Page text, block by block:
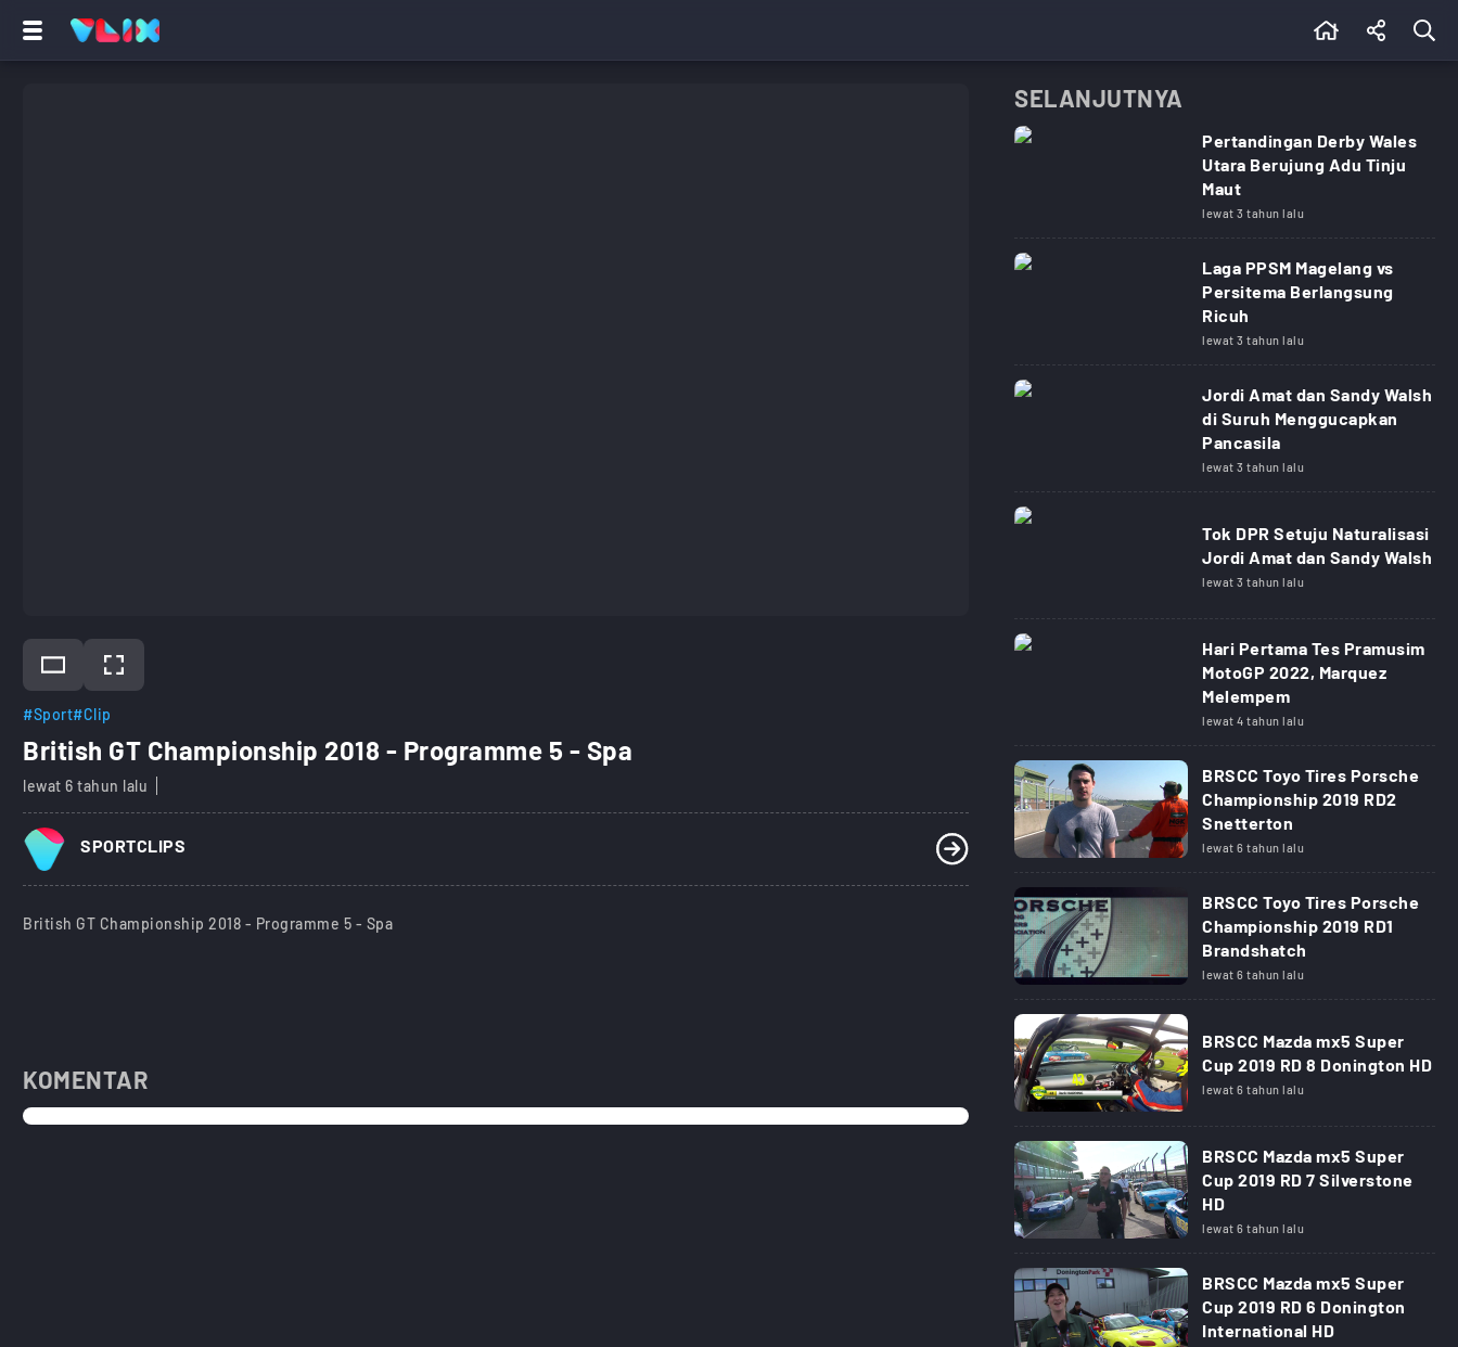
#Sport#Clip
British GT Championship 2018 - Programme 5 - Spa
lewat 6 tahun lalu
SPORTCLIPS
British GT Championship 2018 - Programme 5 - Spa
KOMENTAR
SELANJUTNYA
Pertandingan Derby Wales
Utara Berujung Adu Tinju
Maut
lewat 3 tahun lalu
Laga PPSM Magelang vs
Persitema Berlangsung
Ricuh
lewat 3 tahun lalu
Jordi Amat dan Sandy Walsh
di Suruh Menggucapkan
Pancasila
lewat 3 tahun lalu
Tok DPR Setuju Naturalisasi
Jordi Amat dan Sandy Walsh
lewat 3 tahun lalu
Hari Pertama Tes Pramusim
MotoGP 2022, Marquez
Melempem
lewat 4 tahun lalu
BRSCC Toyo Tires Porsche
Championship 2019 RD2
Snetterton
lewat 6 tahun lalu
BRSCC Toyo Tires Porsche
Championship 2019 RD1
Brandshatch
lewat 6 tahun lalu
BRSCC Mazda mx5 Super
Cup 2019 RD 8 Donington HD
lewat 6 tahun lalu
BRSCC Mazda mx5 Super
Cup 2019 RD 7 Silverstone
HD
lewat 6 tahun lalu
BRSCC Mazda mx5 Super
Cup 2019 RD 6 Donington
International HD